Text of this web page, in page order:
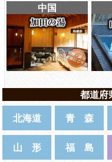
中国
都道府
北海道
青 森
山 形 福 島